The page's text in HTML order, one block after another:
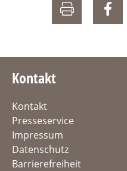
Kontakt
Kontakt
Presseservice
Impressum
Datenschutz
Barrierefreiheit